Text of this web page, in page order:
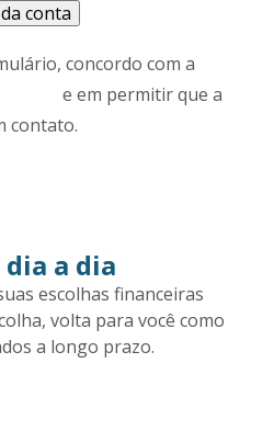
conta
concordo com a
e em permitir que a
contato.
a dia
escolhas financeiras
volta para você como
a longo prazo.